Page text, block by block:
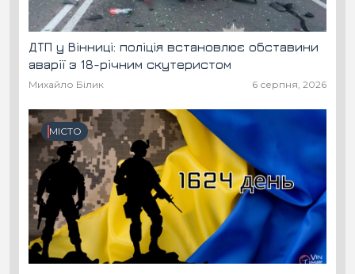
ДТП у Вінниці: поліція встановлює обставини
аварії з 18-річним скутеристом
Михайло Білик 6 серпня, 2026
МІСТО